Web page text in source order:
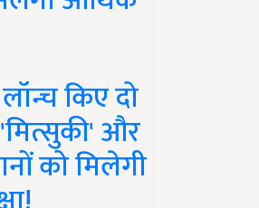
किए दो
और
को मिलेगी